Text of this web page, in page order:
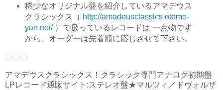
稀少なオリジナル盤を紹介しているアマデウス
クラシックス（ http://amadeusclassics.otemo-
yan.net/）で扱っているレコードは 一点物です
から、オーダーは先着順に応じさせて下さい。
アマデウスクラシックス！クラシック専門アナログ初期盤
LPレコード通販サイト:ステレオ盤★マルツィ／ドヴォルザ